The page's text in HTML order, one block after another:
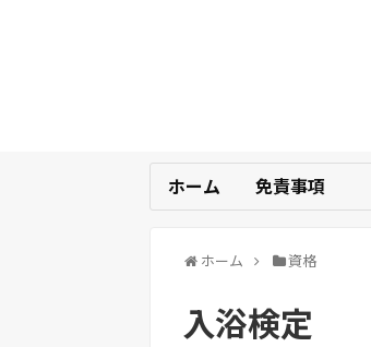
ホーム 免責事項
ホーム 資格
入浴検定